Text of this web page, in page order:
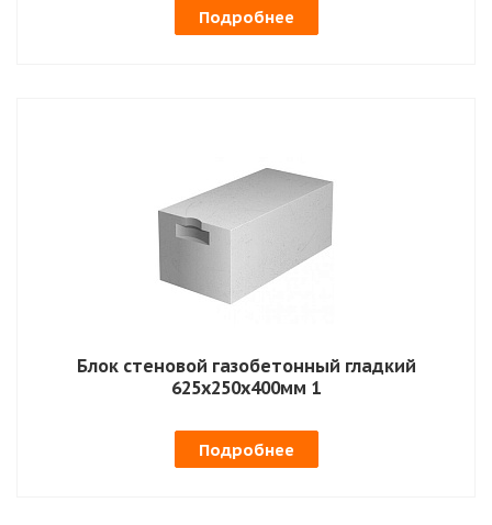
Подробнее
Блок стеновой газобетонный гладкий
625х250х400мм 1
Подробнее